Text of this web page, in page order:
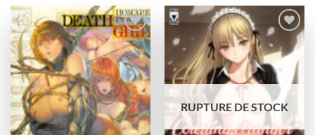
Ajouter
à la
wishlist
à la
wishlist
RUPTURE DE STOCK